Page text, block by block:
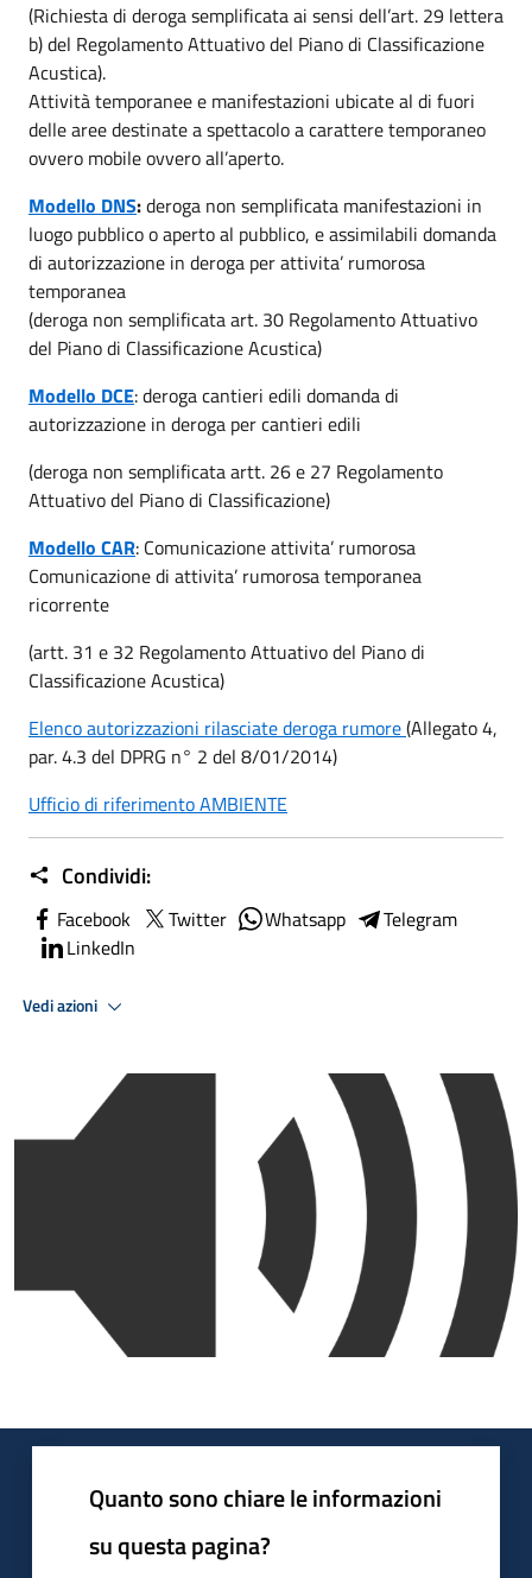
(Richiesta di deroga semplificata ai sensi dell’art. 29 lettera
b) del Regolamento Attuativo del Piano di Classificazione
Acustica).
Attività temporanee e manifestazioni ubicate al di fuori
delle aree destinate a spettacolo a carattere temporaneo
ovvero mobile ovvero all’aperto.
Modello DNS:deroga non semplificata manifestazioni in
luogo pubblico o aperto al pubblico, e assimilabili domanda
di autorizzazione in deroga per attivita’ rumorosa
temporanea
(deroga non semplificata art. 30 Regolamento Attuativo
del Piano di Classificazione Acustica)
Modello DCE: deroga cantieri edili domanda di
autorizzazione in deroga per cantieri edili
(deroga non semplificata artt. 26 e 27 Regolamento
Attuativo del Piano di Classificazione)
Modello CAR: Comunicazione attivita’ rumorosa
Comunicazione di attivita’ rumorosa temporanea
ricorrente
(artt. 31 e 32 Regolamento Attuativo del Piano di
Classificazione Acustica)
Elenco autorizzazioni rilasciate deroga rumore(Allegato 4,
par. 4.3 del DPRG n° 2 del 8/01/2014)
Ufficio di riferimento AMBIENTE
Condividi:
Facebook Twitter Whatsapp
Telegram
LinkedIn
Vedi azioni
Quanto sono chiare le informazioni
su questa pagina?